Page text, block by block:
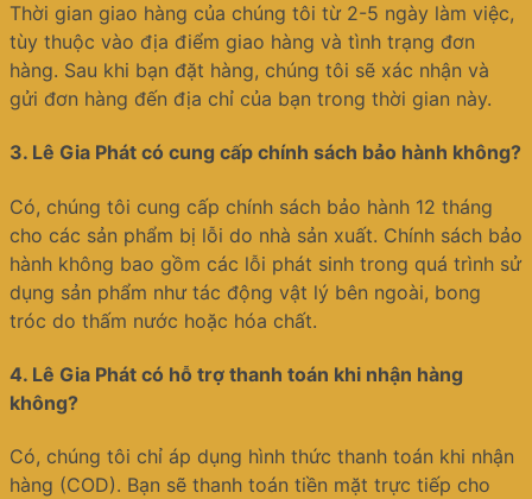
Thời gian giao hàng của chúng tôi từ 2-5 ngày làm việc,
tùy thuộc vào địa điểm giao hàng và tình trạng đơn
hàng. Sau khi bạn đặt hàng, chúng tôi sẽ xác nhận và
gửi đơn hàng đến địa chỉ của bạn trong thời gian này.
3. Lê Gia Phát có cung cấp chính sách bảo hành không?
Có, chúng tôi cung cấp chính sách bảo hành 12 tháng
cho các sản phẩm bị lỗi do nhà sản xuất. Chính sách bảo
hành không bao gồm các lỗi phát sinh trong quá trình sử
dụng sản phẩm như tác động vật lý bên ngoài, bong
tróc do thấm nước hoặc hóa chất.
4. Lê Gia Phát có hỗ trợ thanh toán khi nhận hàng
không?
Có, chúng tôi chỉ áp dụng hình thức thanh toán khi nhận
hàng (COD). Bạn sẽ thanh toán tiền mặt trực tiếp cho